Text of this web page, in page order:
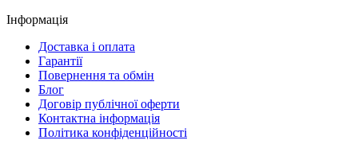
Інформація
Доставка і оплата
Гарантії
Повернення та обмін
Блог
Договір публічної оферти
Контактна інформація
Політика конфіденційності